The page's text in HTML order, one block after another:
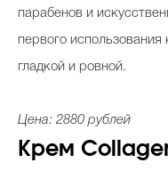
парабенов и
первого
гладкой и ровной.
Цена: 2880 рублей
Крем